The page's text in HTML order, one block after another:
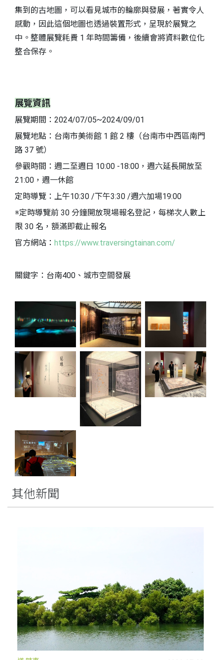
集到的古地圖，可以看見城市的輪廓與發展，著實令人
感動，因此這個地圖也透過裝置形式，呈現於展覽之
中。整體展覽耗費 1 年時間籌備，後續會將資料數位化
整合保存。
展覽資訊
展覽期間：2024/07/05~2024/09/01
展覽地點：台南市美術館 1 館 2 樓（台南市中西區南門
路 37 號）
參觀時間：週二至週日 10:00 -18:00，週六延長開放至
21:00，週一休館
定時導覽：上午10:30 /下午3:30 /週六加場19:00
※定時導覽前 30 分鐘開放現場報名登記，每梯次人數上
限 30 名，額滿即截止報名
官方網站： https://www.traversingtainan.com/
關鍵字：台南400、城市空間發展
其他新聞